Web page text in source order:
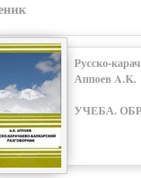
Русско-
Аппоев A.K.
УЧЕБА.